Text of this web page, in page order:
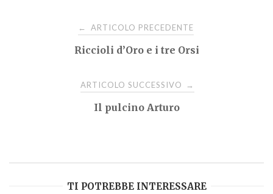
Navigazione
← ARTICOLO PRECEDENTE
Riccioli d’Oro e i tre Orsi
ARTICOLO SUCCESSIVO →
Il pulcino Arturo
TI POTREBBE INTERESSARE